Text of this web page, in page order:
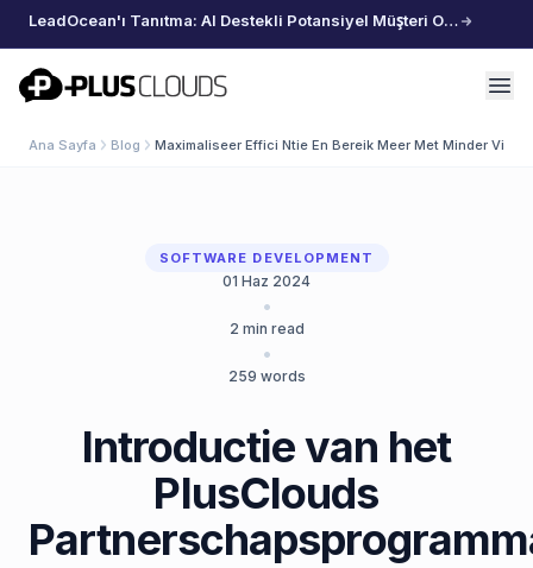
LeadOcean'ı Tanıtma: AI Destekli Potansiyel Müşteri Oluşturma, Özenle Seçilmiş Veriler, Zahmetsiz Büyüme
PlusClouds
Ana Sayfa Blog Maximaliseer Effici Ntie En Bereik Meer Met Minder Via
SOFTWARE DEVELOPMENT
01 Haz 2024
•
2 min read
•
259 words
Introductie van het
PlusClouds